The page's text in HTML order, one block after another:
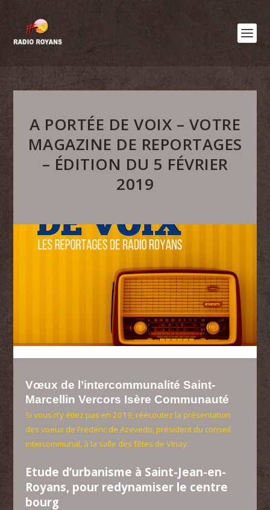
A PORTÉE DE VOIX – VOTRE
MAGAZINE DE REPORTAGES
– ÉDITION DU 5 FÉVRIER
2019
Vœux de l’intercommunalité Saint-
Marcellin Vercors Isère Communauté
Si vous n’y étiez pas en 2019, réécoutez la présentation
des voeux de Frédéric de Azevedo, président du conseil
intercommunal, à la salle des fêtes de Vinay.
Etude d’urbanisme à Saint-Jean-en-
Royans, pour redynamiser le centre
bourg